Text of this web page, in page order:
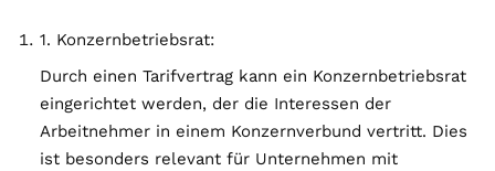
1. Konzernbetriebsrat:
Durch einen Tarifvertrag kann ein Konzernbetriebsrat
eingerichtet werden, der die Interessen der
Arbeitnehmer in einem Konzernverbund vertritt. Dies
ist besonders relevant für Unternehmen mit